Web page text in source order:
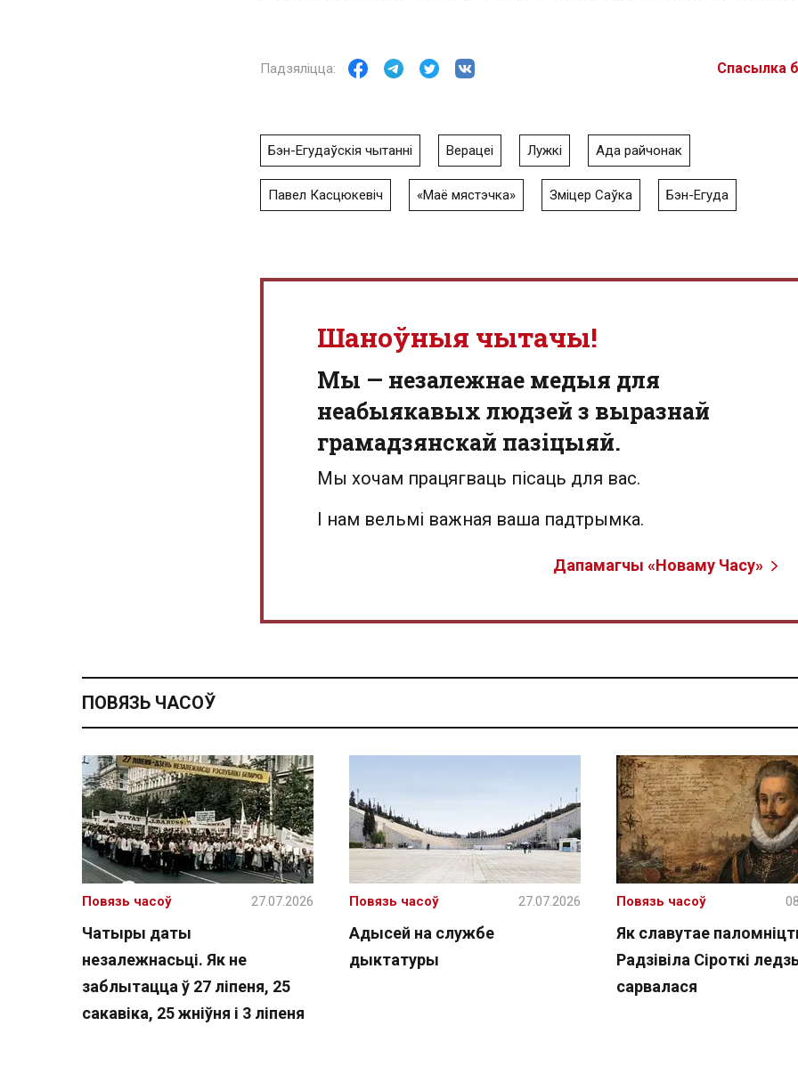
Спасылка
Бэн-Егудаўскія чытанні Верацеі Лужкі Ада райчонак
Павел Касцюкевіч «Маё мястэчка» Зміцер Саўка Бэн-Егуда
Шаноўныя чытачы!
Мы — незалежнае медыя для
неабыякавых людзей з выразнай
грамадзянскай пазіцыяй.
Мы хочам працягваць пісаць для вас.
І нам вельмі важная ваша падтрымка.
Дапамагчы «Новаму Часу»
ПОВЯЗЬ ЧАСОЎ
Чатыры даты
незалежнасьці. Як не
заблытацца ў 27 ліпеня, 25
сакавіка, 25 жніўня і 3 ліпеня
Повязь часоў 27.07.2026
Адысей на службе
дыктатуры
Повязь часоў 27.07.2026
Як славутае
Радзівіла Сіроткі
сарвалася
Повязь часоў